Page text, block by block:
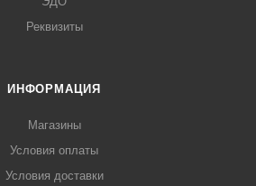
Реквизиты
ИНФОРМАЦИЯ
Магазины
Условия оплаты
Условия доставки